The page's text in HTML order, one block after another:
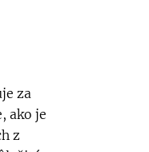
za
ako je
z